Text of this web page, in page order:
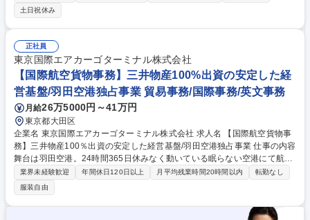
役員の専属運転手をお任せします。 【具体的には】■役員や来客の送迎業
務をお任せします。まずは、東京都内を中心にスポットでお取引先や役職
者の送迎をお任せします。■事業所では自動車のメンテナンスを実施いた
だきます。管理帳票の作成もございます。■ルート管理やナレッジ共有な
どスキルを高めるための自己研鑽の業務もあり成長し続けられる環境で
す。 【運転する車について】■アルファード、センチュリー、レクサスな
どを運転いただくことが多いです。 募集職種 【東京都文京区】役員運転
手(正社員)/未経験者歓迎/車がお好きな方歓迎★
土日祝休み
正社員
東京国際エアカーゴターミナル株式会社
【国際航空貨物事務】三井物産100%出資の安定した経
営基盤/羽田空港独占事業 貿易事務/国際事務/英文事務
月給26万5000円～41万円
東京都大田区
企業名 東京国際エアカーゴターミナル株式会社 求人名 【国際航空貨物事
務】三井物産100％出資の安定した経営基盤/羽田空港独占事業 仕事の内容
舞台は羽田空港。24時間365日休みなく動いている眠らない空港にて航空
会社に代わり、輸出入貨物を飛行機やトラックに載せる為の事務作業をご
担当頂きます。世界から羽田へそして羽田から世界へ必要なモノを必要な
場所へ届けるやりがいのあるダイナミックな仕事です。 【具体的には】■
航空会社事務業務：航空会社に代わり、輸出入貨物を飛行機やトラックに
業界未経験歓迎 年間休日120日以上 月平均残業時間20時間以内
転勤なし
服装自由